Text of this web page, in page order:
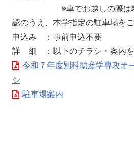
保健科学部
本学との研究（連携）ご検討
よくあるご質問（FAQ）
会津医療センター
エコチル調査 福島ユニットセ
F-REIとの連携について
保健医療交流事業
オープンキャンパス
学生生活レポート
地域の方へ 来
入学希望の方へ
卒業生の方へ 教
教職員募集（採用情報）
※車でお越しの際は駐車
認のうえ、本学指定の駐車場をご
申込み ：事前申込不要
詳 細 ：以下のチラシ・案内を
令和７年度別科助産学専攻オ
シ
駐車場案内